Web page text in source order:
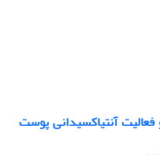
فعالیت آنتی‏اکسیدانی پوست